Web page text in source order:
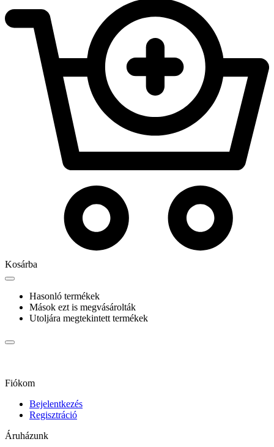
Kosárba
Hasonló termékek
Mások ezt is megvásárolták
Utoljára megtekintett termékek
Fiókom
Bejelentkezés
Regisztráció
Áruházunk